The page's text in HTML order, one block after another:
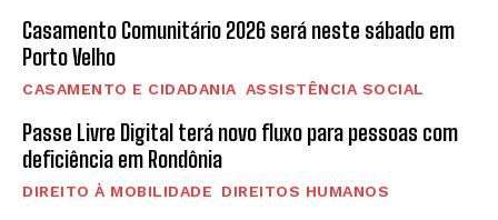
Casamento Comunitário 2026 será neste sábado em
Porto Velho
CASAMENTO E CIDADANIA ASSISTÊNCIA SOCIAL
Passe Livre Digital terá novo fluxo para pessoas com
deficiência em Rondônia
DIREITO À MOBILIDADE DIREITOS HUMANOS